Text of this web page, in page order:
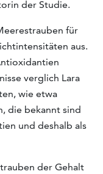
der Studie.
für
aus.
verglich Lara
wie etwa
die bekannt sind
und deshalb als
der Gehalt